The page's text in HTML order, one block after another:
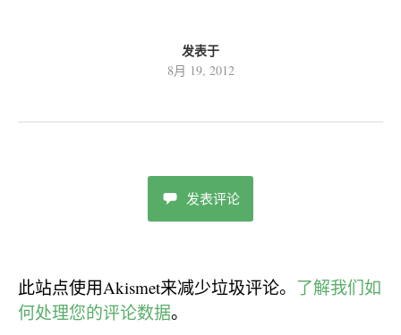
发表于
8月 19, 2012
发表评论
此站点使用Akismet来减少垃圾评论。 了解我们如
何处理您的评论数据。